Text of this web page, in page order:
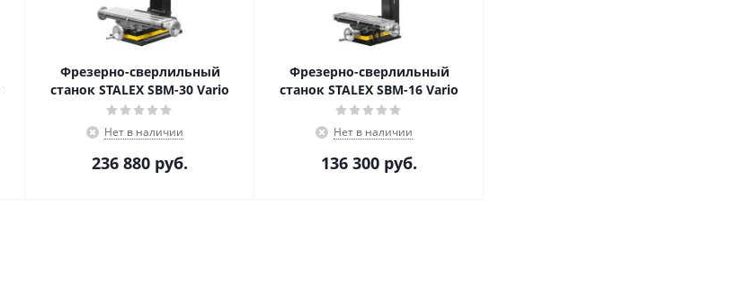
Фрезерно-сверлильный
станок STALEX SBM-30 Vario
Нет в наличии
236 880 руб.
Фрезерно-сверлильный
станок STALEX SBM-16 Vario
Нет в наличии
136 300 руб.